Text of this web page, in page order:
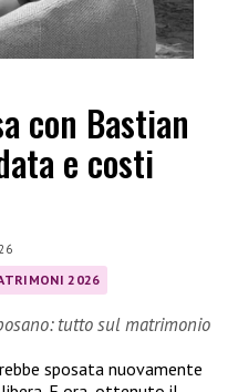
con Bastian
e costi
2026
tutto sul matrimonio
sposata nuovamente